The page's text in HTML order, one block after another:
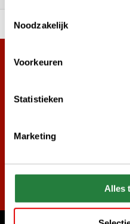
Toestemmingsselectie
Noodzakelijk
Voorkeuren
Statistieken
Marketing
Alles
an Top-Marken!
Mehr als 38.000
Melde dich für den